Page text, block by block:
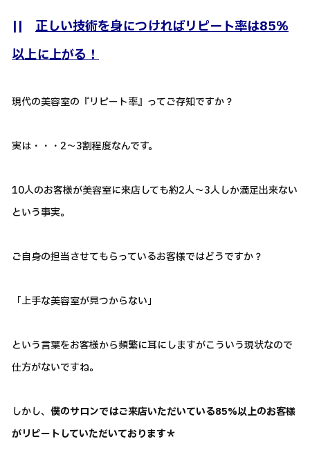
|| 正しい技術を身につければリピート率は85％
以上に上がる！
現代の美容室の『リピート率』ってご存知ですか？
実は・・・2～3割程度なんです。
10人のお客様が美容室に来店しても約2人～3人しか満足出来ない
という事実。
ご自身の担当させてもらっているお客様ではどうですか？
「上手な美容室が見つからない」
という言葉をお客様から頻繁に耳にしますがこういう現状なので
仕方がないですね。
しかし、 僕のサロンではご来店いただいている85％以上のお客様
がリピートしていただいております＊